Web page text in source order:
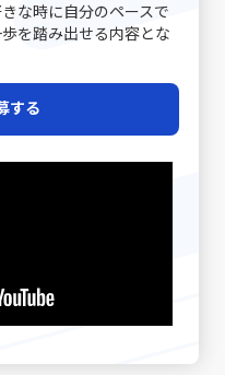
オフミーティングで
定を共有することで、
また、日常的なコミュ
取る姿勢が重要です。
相手の話し方をよく観
。さらに、後日話の内
レーニングすることが
因果関係を明確にする
移すかはまた別の問題
ケーション能力」にお
かどうかが重要であ
とが成功指標となりま
性があります。言葉だ
ります。各個人が持つ
解やコミュニケーショ
の立場や背景を十分に
ニーズに特化すること
ます。高級車市場にお
対して圧倒的なブラン
しょう。この戦略は、
して、自社の強みや専
な戦略だけではなく、
づく意思決定が求めら
言えるでしょう。 近年
に多様な働き方が広が
るようになりました。
ャリア戦略を見直すた
次のセクションでは、
クが山積みになること
が急増する点にも十分
な時に自分のペースで
を踏み出せる内容とな
する